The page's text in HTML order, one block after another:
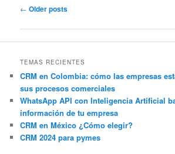
Post
← Older posts
TEMAS RECIENTES
CRM en Colombia: cómo las empresas
sus procesos comerciales
WhatsApp API con Inteligencia Artificial
información de tu empresa
CRM en México ¿Cómo elegir?
CRM 2024 para pymes